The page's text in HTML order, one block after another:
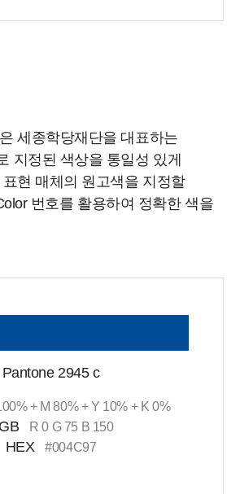
세종학당재단을 대표하는
지정된 색상을 통일성 있게
현 매체의 원고색을 지정할
번호를 활용하여 정확한 색을
Pantone 2945 c
+ M 80% + Y 10% + K 0%
R 0 G 75 B 150
HEX #004C97